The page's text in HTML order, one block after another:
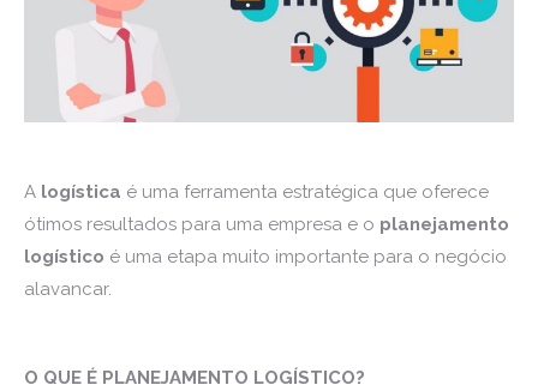
A logística é uma ferramenta estratégica que oferece
ótimos resultados para uma empresa e o planejamento
logístico é uma etapa muito importante para o negócio
alavancar.
O QUE É PLANEJAMENTO LOGÍSTICO?